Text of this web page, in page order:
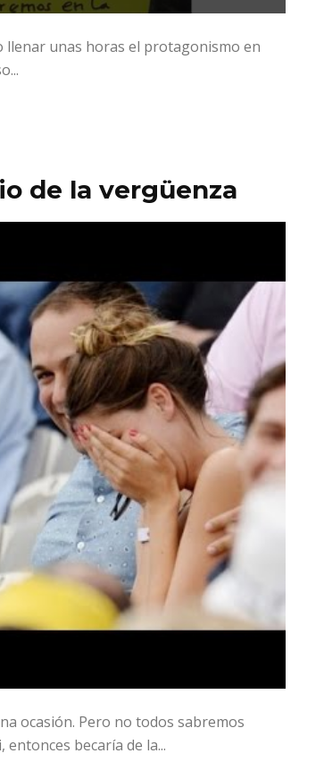
llenar unas horas el protagonismo en
de la vergüenza
ocasión. Pero no todos sabremos
becaría de la...